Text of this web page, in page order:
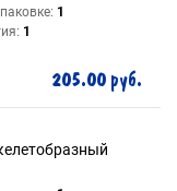
1
1
205.00 руб.